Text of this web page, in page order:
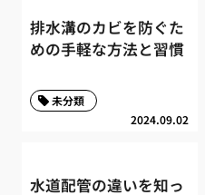
排水溝のカビを防ぐた
めの手軽な方法と習慣
2024.09.02
未分類
水道配管の違いを知っ